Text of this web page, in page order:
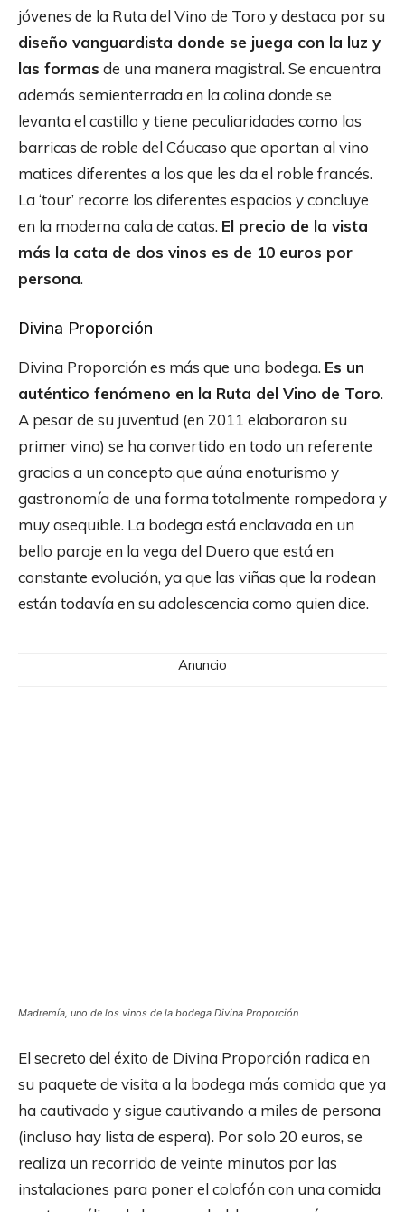
jóvenes de la Ruta del Vino de Toro y destaca por su
diseño vanguardista donde se juega con la luz y
las formas de una manera magistral. Se encuentra
además semienterrada en la colina donde se
levanta el castillo y tiene peculiaridades como las
barricas de roble del Cáucaso que aportan al vino
matices diferentes a los que les da el roble francés.
La ‘tour’ recorre los diferentes espacios y concluye
en la moderna cala de catas. El precio de la vista
más la cata de dos vinos es de 10 euros por
persona.
Divina Proporción
Divina Proporción es más que una bodega. Es un
auténtico fenómeno en la Ruta del Vino de Toro.
A pesar de su juventud (en 2011 elaboraron su
primer vino) se ha convertido en todo un referente
gracias a un concepto que aúna enoturismo y
gastronomía de una forma totalmente rompedora y
muy asequible. La bodega está enclavada en un
bello paraje en la vega del Duero que está en
constante evolución, ya que las viñas que la rodean
están todavía en su adolescencia como quien dice.
Anuncio
Madremía, uno de los vinos de la bodega Divina Proporción
El secreto del éxito de Divina Proporción radica en
su paquete de visita a la bodega más comida que ya
ha cautivado y sigue cautivando a miles de persona
(incluso hay lista de espera). Por solo 20 euros, se
realiza un recorrido de veinte minutos por las
instalaciones para poner el colofón con una comida